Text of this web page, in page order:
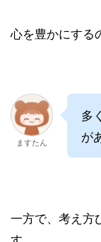
心を豊かにする
ますたん
多
が
一方で、考え方